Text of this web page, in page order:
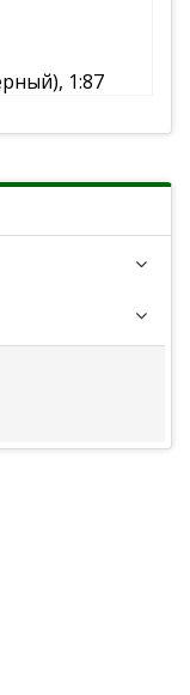
1:87